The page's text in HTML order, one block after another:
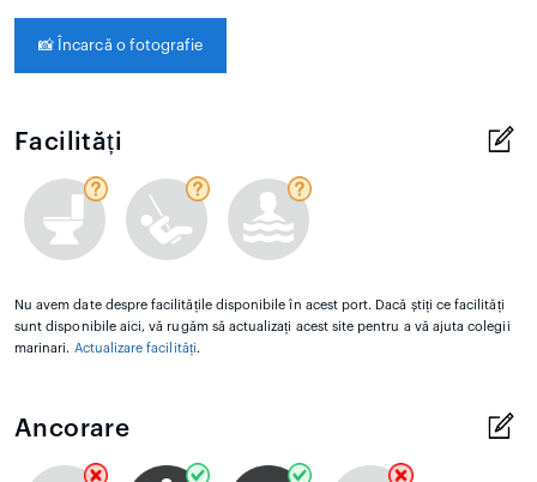
📸 Încarcă o fotografie
Facilități
Nu avem date despre facilitățile disponibile în acest port. Dacă știți ce facilități
sunt disponibile aici, vă rugăm să actualizați acest site pentru a vă ajuta colegii
marinari. Actualizare facilități.
Ancorare